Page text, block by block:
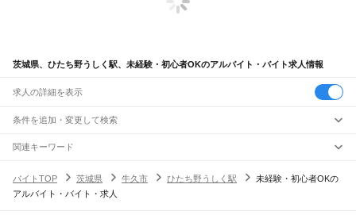
茨城県、ひたち野うしく駅、未経験・初心者OKのアルバイト・バイト求人情報
求人の詳細を表示
条件を追加・変更して検索
市区町村を追加・変更
茨城県すべて
水戸市 日立市 土浦市
駅を追加・変更
職種を追加・変更
関連キーワード
バイトTOP
茨城県 牛久市 ひたち野うしく駅
未経験・初心者OKの
アルバイト・バイト・求人